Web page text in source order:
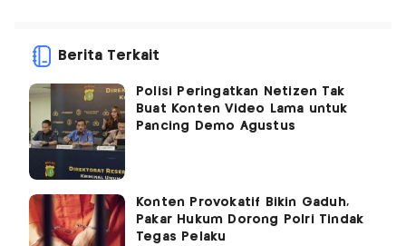
Berita Terkait
Polisi Peringatkan Netizen Tak
Buat Konten Video Lama untuk
Pancing Demo Agustus
Konten Provokatif Bikin Gaduh,
Pakar Hukum Dorong Polri Tindak
Tegas Pelaku